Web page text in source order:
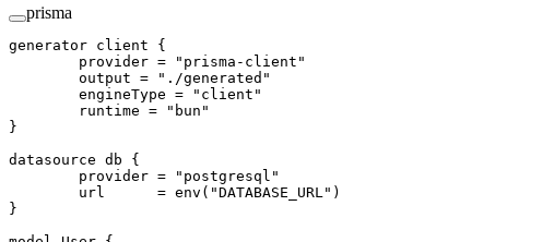
prisma
generator client {
	provider
= "prisma-client"
	output
= "./generated"
	engineType
= "client"
	runtime
= "bun"
}
datasource db {
	provider
= "postgresql"
	url
= env ( "DATABASE_URL" )
}